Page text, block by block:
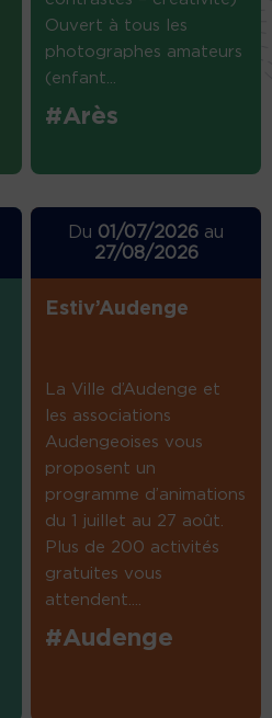
Ouvert à tous les
photographes amateurs
(enfant...
#Arès
Du 01/07/2026 au
27/08/2026
Estiv’Audenge
La Ville d’Audenge et
les associations
Audengeoises vous
proposent un
programme d’animations
du 1 juillet au 27 août.
Plus de 200 activités
gratuites vous
attendent....
#Audenge